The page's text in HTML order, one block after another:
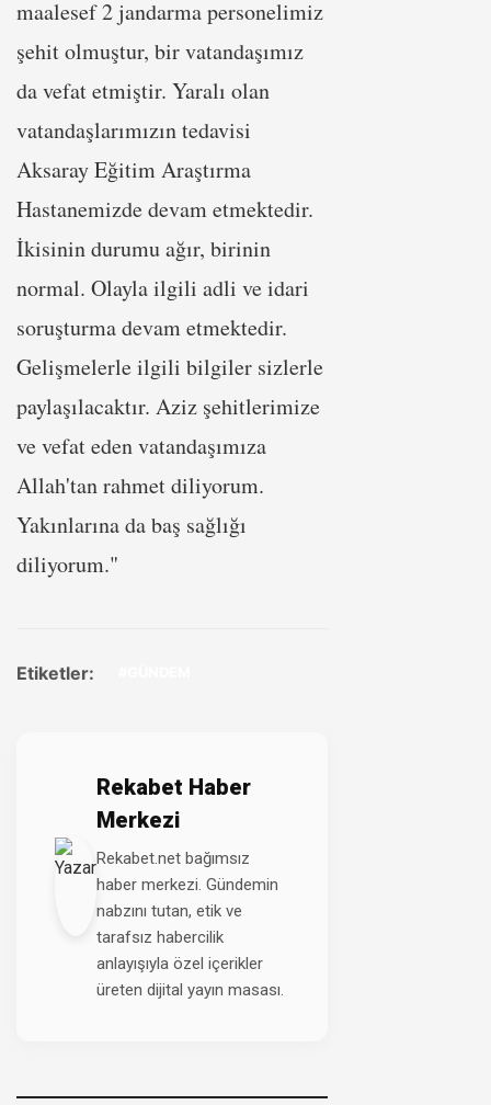
maalesef 2 jandarma personelimiz
şehit olmuştur, bir vatandaşımız
da vefat etmiştir. Yaralı olan
vatandaşlarımızın tedavisi
Aksaray Eğitim Araştırma
Hastanemizde devam etmektedir.
İkisinin durumu ağır, birinin
normal. Olayla ilgili adli ve idari
soruşturma devam etmektedir.
Gelişmelerle ilgili bilgiler sizlerle
paylaşılacaktır. Aziz şehitlerimize
ve vefat eden vatandaşımıza
Allah'tan rahmet diliyorum.
Yakınlarına da baş sağlığı
diliyorum."
Etiketler:
Rekabet Haber
Merkezi
Rekabet.net bağımsız
haber merkezi. Gündemin
nabzını tutan, etik ve
tarafsız habercilik
anlayışıyla özel içerikler
üreten dijital yayın masası.